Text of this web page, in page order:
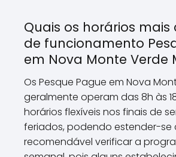
Quais os horários mais
de funcionamento
em Nova Monte Verde
Os Pesque Pague em Nova
geralmente operam das 8h às
horários flexíveis nos finais de
feriados, podendo estender-se
recomendável verificar a